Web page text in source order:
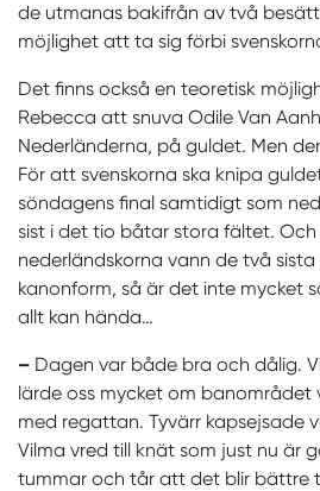
de utmanas bakifrån av två
möjlighet att ta sig förbi
Det finns också en teoretisk
Rebecca att snuva Odile Van
Nederländerna, på guldet. Men
För att svenskorna ska knipa
söndagens final samtidigt som
sist i det tio båtar stora fältet.
nederländskorna vann de två
kanonform, så är det inte mycket
allt kan hända…
– Dagen var både bra och dålig.
lärde oss mycket om banområdet
med regattan. Tyvärr kapsejsade
Vilma vred till knät som just nu är
tummar och tår att det blir bättre